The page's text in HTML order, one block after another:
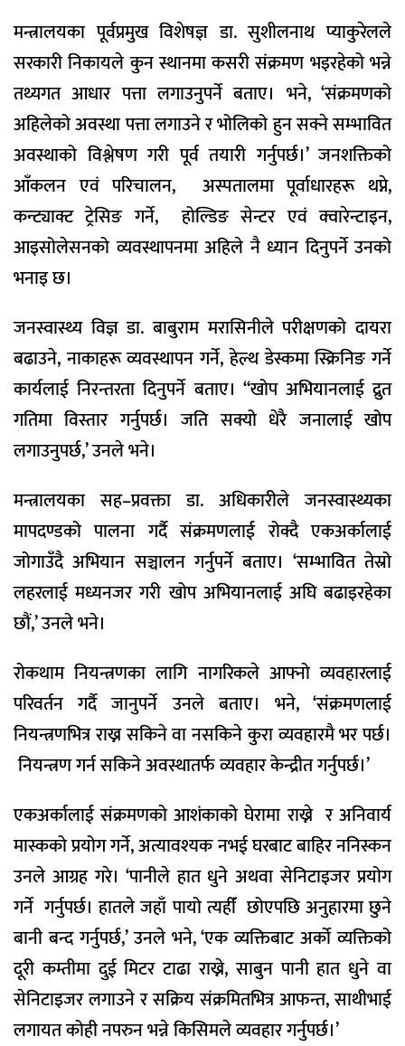
मन्त्रालयका पूर्वप्रमुख विशेषज्ञ डा. सुशीलनाथ प्याकुरेलले
सरकारी निकायले कुन स्थानमा कसरी संक्रमण भइरहेको भन्ने
तथ्यगत आधार पत्ता लगाउनुपर्ने बताए। भने, ‘संक्रमणको
अहिलेको अवस्था पत्ता लगाउने र भोलिको हुन सक्ने सम्भावित
अवस्थाको विश्लेषण गरी पूर्व तयारी गर्नुपर्छ।’ जनशक्तिको
आँकलन एवं परिचालन, अस्पतालमा पूर्वाधारहरू थप्ने,
कन्ट्याक्ट ट्रेसिङ गर्ने, होल्डिङ सेन्टर एवं क्वारेन्टाइन,
आइसोलेसनको व्यवस्थापनमा अहिले नै ध्यान दिनुपर्ने उनको
भनाइ छ।
जनस्वास्थ्य विज्ञ डा. बाबुराम मरासिनीले परीक्षणको दायरा
बढाउने, नाकाहरू व्यवस्थापन गर्ने, हेल्थ डेस्कमा स्क्रिनिङ गर्ने
कार्यलाई निरन्तरता दिनुपर्ने बताए। ‘‘खोप अभियानलाई द्रुत
गतिमा विस्तार गर्नुपर्छ। जति सक्यो धेरै जनालाई खोप
लगाउनुपर्छ,’ उनले भने।
मन्त्रालयका सह–प्रवक्ता डा. अधिकारीले जनस्वास्थ्यका
मापदण्डको पालना गर्दै संक्रमणलाई रोक्दै एकअर्कालाई
जोगाउँदै अभियान सञ्चालन गर्नुपर्ने बताए। ‘सम्भावित तेस्रो
लहरलाई मध्यनजर गरी खोप अभियानलाई अघि बढाइरहेका
छौं,’ उनले भने।
रोकथाम नियन्त्रणका लागि नागरिकले आफ्नो व्यवहारलाई
परिवर्तन गर्दै जानुपर्ने उनले बताए। भने, ‘संक्रमणलाई
नियन्त्रणभित्र राख्न सकिने वा नसकिने कुरा व्यवहारमै भर पर्छ।
नियन्त्रण गर्न सकिने अवस्थातर्फ व्यवहार केन्द्रीत गर्नुपर्छ।’
एकअर्कालाई संक्रमणको आशंकाको घेरामा राख्ने र अनिवार्य
मास्कको प्रयोग गर्ने, अत्यावश्यक नभई घरबाट बाहिर ननिस्कन
उनले आग्रह गरे। ‘पानीले हात धुने अथवा सेनिटाइजर प्रयोग
गर्ने गर्नुपर्छ। हातले जहाँ पायो त्यहीँं छोएपछि अनुहारमा छुने
बानी बन्द गर्नुपर्छ,’ उनले भने, ‘एक व्यक्तिबाट अर्को व्यक्तिको
दूरी कम्तीमा दुई मिटर टाढा राख्ने, साबुन पानी हात धुने वा
सेनिटाइजर लगाउने र सक्रिय संक्रमितभित्र आफन्त, साथीभाई
लगायत कोही नपरुन भन्ने किसिमले व्यवहार गर्नुपर्छ।’